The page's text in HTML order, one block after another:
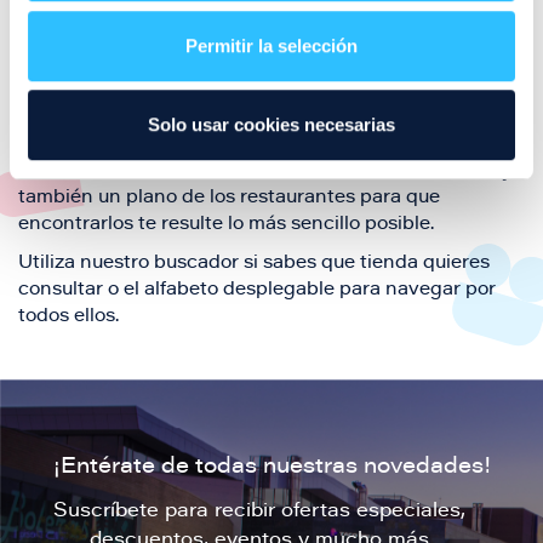
Permitir la selección
Solo usar cookies necesarias
también de nuestra oferta de ocio y shopping durante
tu visita.
El este directorio de restaurantes de Puerto Venecia
también un plano de los restaurantes para que
encontrarlos te resulte lo más sencillo posible.
Utiliza nuestro buscador si sabes que tienda quieres
consultar o el alfabeto desplegable para navegar por
todos ellos.
¡Entérate de todas nuestras novedades!
Suscríbete para recibir ofertas especiales,